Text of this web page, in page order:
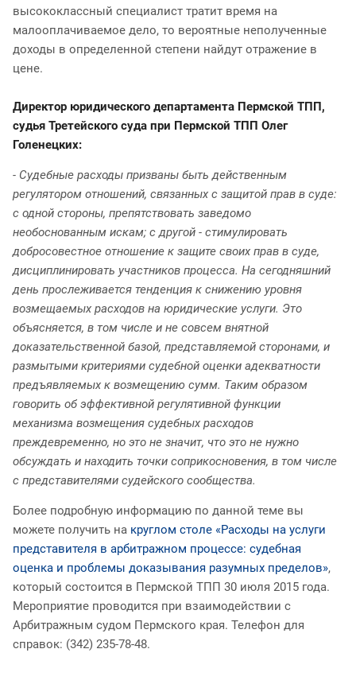
высококлассный специалист тратит время на
малооплачиваемое дело, то вероятные неполученные
доходы в определенной степени найдут отражение в
цене.
Директор юридического департамента Пермской ТПП,
судья Третейского суда при Пермской ТПП Олег
Голенецких:
- Судебные расходы призваны быть действенным
регулятором отношений, связанных с защитой прав в суде:
с одной стороны, препятствовать заведомо
необоснованным искам; с другой - стимулировать
добросовестное отношение к защите своих прав в суде,
дисциплинировать участников процесса. На сегодняшний
день прослеживается тенденция к снижению уровня
возмещаемых расходов на юридические услуги. Это
объясняется, в том числе и не совсем внятной
доказательственной базой, представляемой сторонами, и
размытыми критериями судебной оценки адекватности
предъявляемых к возмещению сумм. Таким образом
говорить об эффективной регулятивной функции
механизма возмещения судебных расходов
преждевременно, но это не значит, что это не нужно
обсуждать и находить точки соприкосновения, в том числе
с представителями судейского сообщества.
Более подробную информацию по данной теме вы
можете получить на круглом столе «Расходы на услуги
представителя в арбитражном процессе: судебная
оценка и проблемы доказывания разумных пределов»,
который состоится в Пермской ТПП 30 июля 2015 года.
Мероприятие проводится при взаимодействии с
Арбитражным судом Пермского края. Телефон для
справок: (342) 235-78-48.